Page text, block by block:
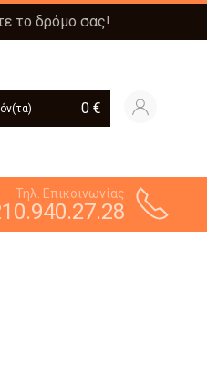
το δρόμο σας!
0 €
Τηλ. Επικοινωνίας